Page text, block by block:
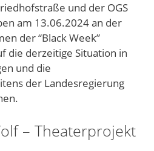
und der OGS
am 13.06.2024 an der
der “Black Week”
die derzeitige Situation in
und die
der Landesregierung
– Theaterprojekt